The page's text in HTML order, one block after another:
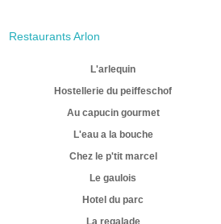
Restaurants Arlon
L'arlequin
Hostellerie du peiffeschof
Au capucin gourmet
L'eau a la bouche
Chez le p'tit marcel
Le gaulois
Hotel du parc
La regalade